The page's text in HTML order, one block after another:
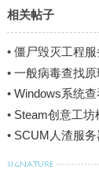
相关帖子
• 僵尸毁灭工程
• 一般病毒查找
• Windows系统
• Steam创意工坊
• SCUM人渣服